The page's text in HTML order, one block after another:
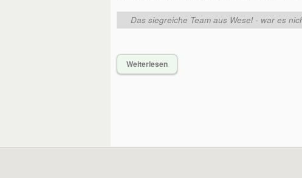
Das siegreiche Team aus Wesel - war es
Weiterlesen